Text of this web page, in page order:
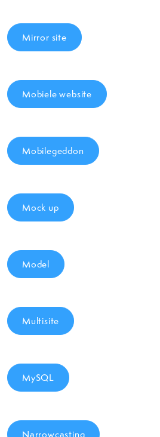
Mirror site
Mobiele website
Mobilegeddon
Mock up
Model
Multisite
MySQL
Narrowcasting